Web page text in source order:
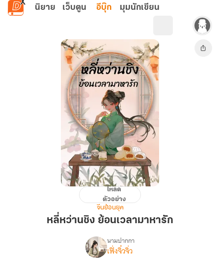
ข้ามไปยังเนื้อหาหลัก
นิยาย เว็บตูน อีบุ๊ก มุมนักเขียน
ชิง
โหลด
ตัวอย่าง
จีนย้อนยุค
หลี่หว่านชิง ย้อนเวลามาหารัก
เรื่อง
นามปากกา
เฟิ่งจิ๋วจิ่ว